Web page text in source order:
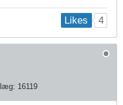
Likes 4
16119